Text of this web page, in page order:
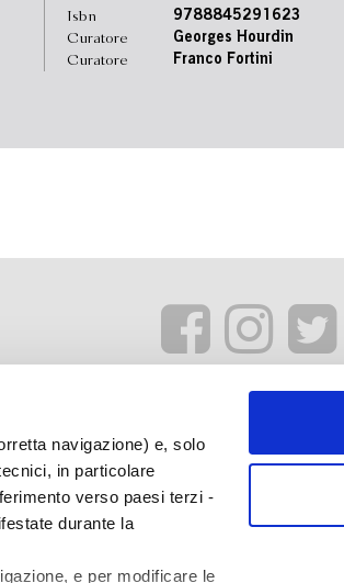
navigazione) e, solo
in particolare
verso paesi terzi -
durante la
e per modificare le
Isbn
Curatore
Curatore
9788845291623
Georges Hourdin
Franco Fortini